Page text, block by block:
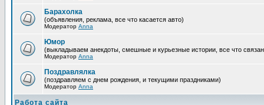
Барахолка
(объявления, реклама, все что касается авто)
Модератор Anna
Юмор
(выкладываем анекдоты, смешные и курьезные истории, все что
Модератор Anna
Поздравлялка
(поздравляем с днем рождения, и текущими праздниками)
Модератор Anna
Работа сайта